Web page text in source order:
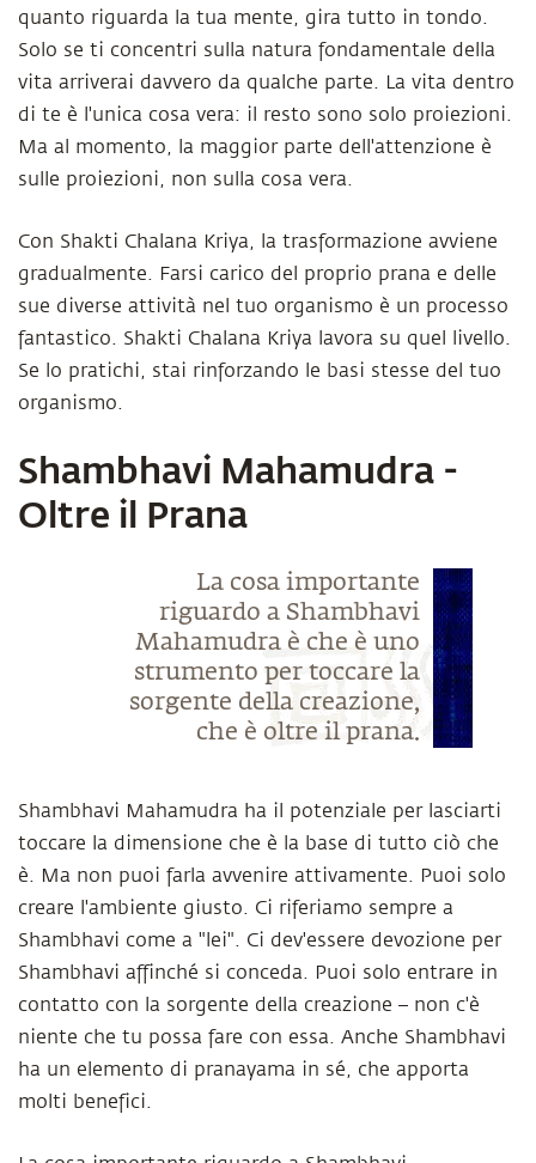
quanto riguarda la tua mente, gira tutto in tondo.
Solo se ti concentri sulla natura fondamentale della
vita arriverai davvero da qualche parte. La vita dentro
di te è l'unica cosa vera: il resto sono solo proiezioni.
Ma al momento, la maggior parte dell'attenzione è
sulle proiezioni, non sulla cosa vera.
Con Shakti Chalana Kriya, la trasformazione avviene
gradualmente. Farsi carico del proprio prana e delle
sue diverse attività nel tuo organismo è un processo
fantastico. Shakti Chalana Kriya lavora su quel livello.
Se lo pratichi, stai rinforzando le basi stesse del tuo
organismo.
Shambhavi Mahamudra -
Oltre il Prana
La cosa importante
riguardo a Shambhavi
Mahamudra è che è uno
strumento per toccare la
sorgente della creazione,
che è oltre il prana.
Shambhavi Mahamudra ha il potenziale per lasciarti
toccare la dimensione che è la base di tutto ciò che
è. Ma non puoi farla avvenire attivamente. Puoi solo
creare l'ambiente giusto. Ci riferiamo sempre a
Shambhavi come a "lei". Ci dev'essere devozione per
Shambhavi affinché si conceda. Puoi solo entrare in
contatto con la sorgente della creazione – non c'è
niente che tu possa fare con essa. Anche Shambhavi
ha un elemento di pranayama in sé, che apporta
molti benefici.